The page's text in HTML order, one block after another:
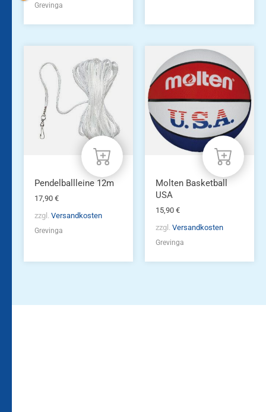
Grevinga
Pendelballleine 12m
17,90 €
zzgl. Versandkosten
Grevinga
Molten Basketball
USA
15,90 €
zzgl. Versandkosten
Grevinga